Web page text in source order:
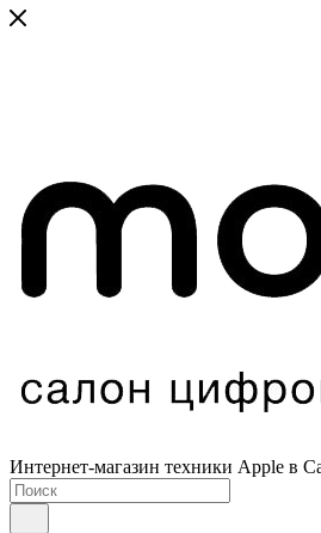
Интернет-магазин техники Apple в